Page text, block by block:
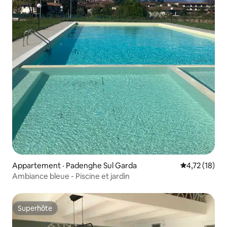
Appartement · Padenghe Sul Garda Note
4,72 (18)
Ambiance bleue - Piscine et jardin
Superhôte
Superhôte